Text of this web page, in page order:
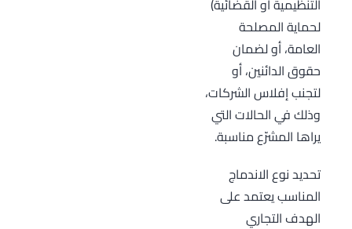
التنظيمية أو القضائية)
لحماية المصلحة
العامة، أو لضمان
حقوق الدائنين، أو
لتجنب إفلاس الشركات،
وذلك في الحالات التي
يراها المشرّع مناسبة.
تحديد نوع الاندماج
المناسب يعتمد على
الهدف التجاري